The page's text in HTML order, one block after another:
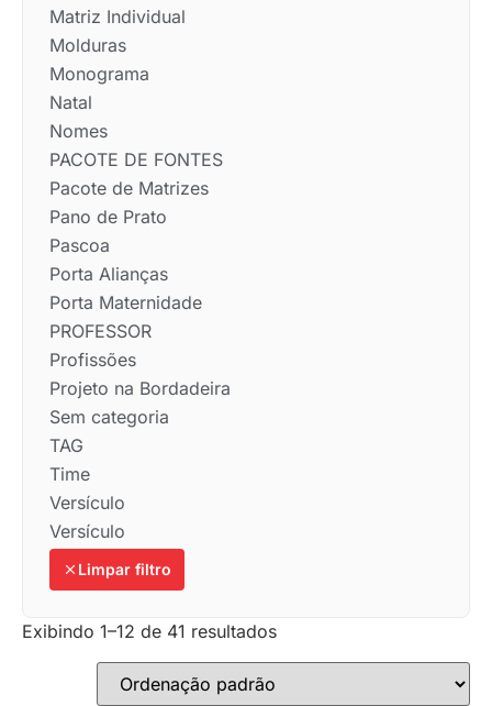
Matriz Individual
Molduras
Monograma
Natal
Nomes
PACOTE DE FONTES
Pacote de Matrizes
Pano de Prato
Pascoa
Porta Alianças
Porta Maternidade
PROFESSOR
Profissões
Projeto na Bordadeira
Sem categoria
TAG
Time
Versículo
Versículo
Limpar filtro
Exibindo 1–12 de 41 resultados